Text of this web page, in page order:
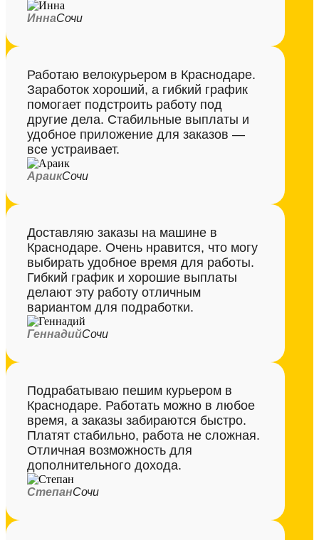
ИннаСочи
Работаю велокурьером в Краснодаре.
Заработок хороший, а гибкий график
помогает подстроить работу под
другие дела. Стабильные выплаты и
удобное приложение для заказов —
все устраивает.
АраикСочи
Доставляю заказы на машине в
Краснодаре. Очень нравится, что могу
выбирать удобное время для работы.
Гибкий график и хорошие выплаты
делают эту работу отличным
вариантом для подработки.
ГеннадийСочи
Подрабатываю пешим курьером в
Краснодаре. Работать можно в любое
время, а заказы забираются быстро.
Платят стабильно, работа не сложная.
Отличная возможность для
дополнительного дохода.
СтепанСочи